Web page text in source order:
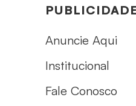
Anuncie Aqui
Institucional
Fale Conosco